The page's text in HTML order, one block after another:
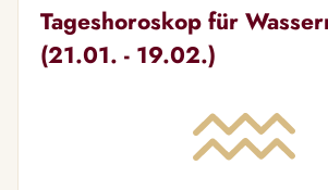
Tageshoroskop für
(21.01. - 19.02.)